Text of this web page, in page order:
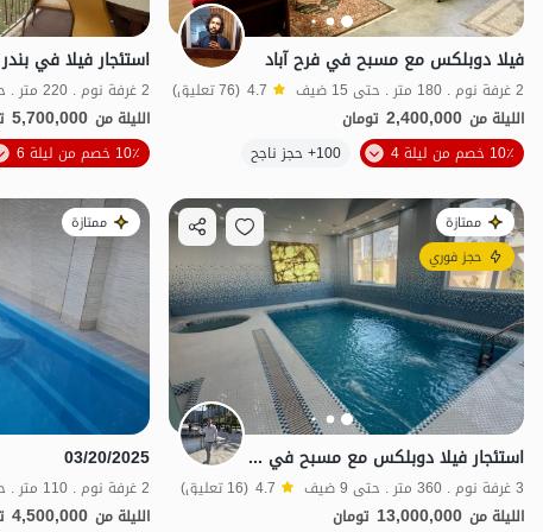
فيلا دوبلكس مع مسبح في فرح آباد
2 غرفة نوم . 180 متر . حتى 15 ضيف 4.7 (76 تعليق)
الليلة من 2,400,000 تومان
10٪ خصم من ليلة 4
100+ حجز ناجح بات نواز
استئجار فيلا في
2 غرفة نوم . 220 متر . حتى 11 ضيف
الليلة من 5,700,000
10٪ خصم من ليلة 6
ممتازة
حجز فوري
استئجار فيلا دوبلكس مع مسبح في چالوس - الخط 8
3 غرفة نوم . 360 متر . حتى 9 ضيف 4.7 (16 تعليق)
الليلة من 13,000,000 تومان
ممتازة
03/20/2025
2 غرفة نوم . 110 متر . حتى 6 ضيف
الليلة من 4,500,000